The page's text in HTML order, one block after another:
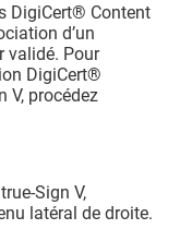
DigiCert​​®​​ Content
d’un
validé. Pour
DigiCert​​®​​
V, procédez
Sign V,
latéral de droite.